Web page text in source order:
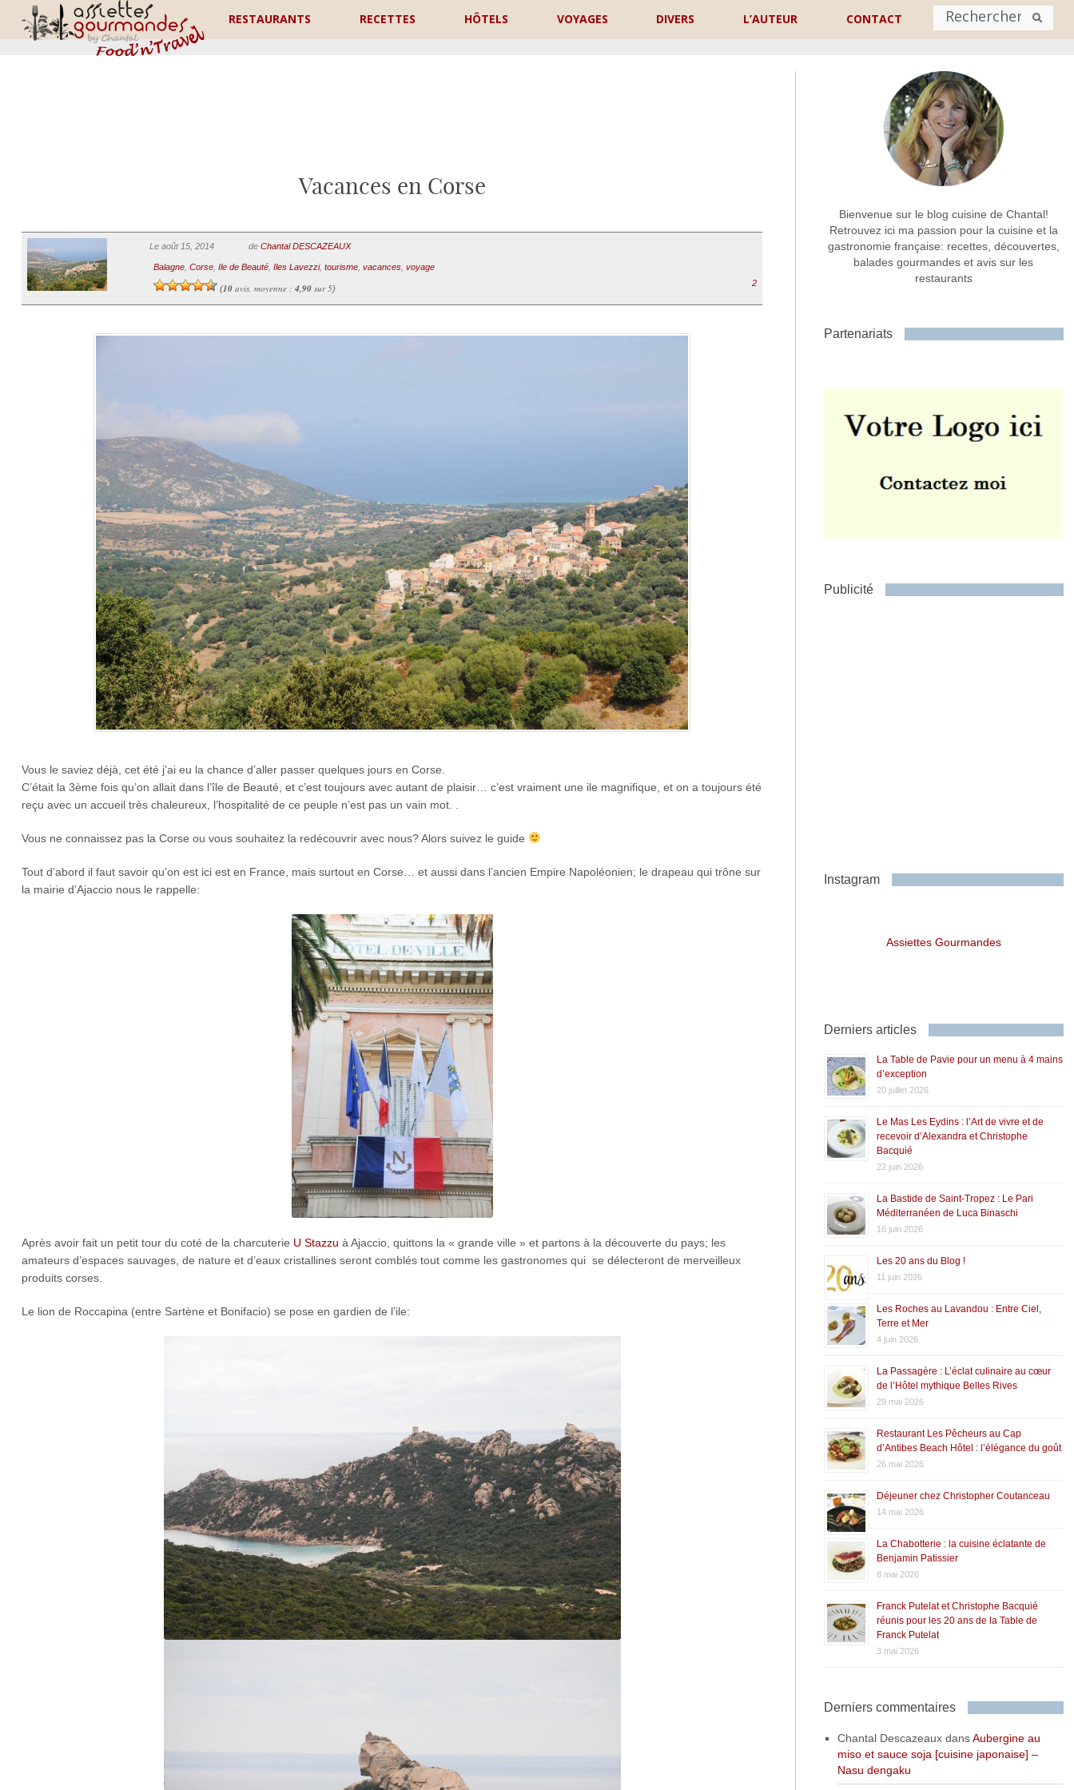
RESTAURANTS RECETTES HÔTELS VOYAGES DIVERS L’AUTEUR CONTACT
Nom
Commentaire ou message *
Vacances en Corse
Le août 15, 2014 de Chantal DESCAZEAUX
Balagne, Corse, Ile de Beauté, Iles Lavezzi, tourisme, vacances, voyage
(10avis, moyenne : 4,90sur 5)
2
Vous le saviez déjà, cet été j’ai eu la chance d’aller passer quelques jours en Corse.
C’était la 3ème fois qu’on allait dans l’île de Beauté, et c’est toujours avec autant de plaisir… c’est vraiment une ile magnifique, et on a toujours été
reçu avec un accueil très chaleureux, l’hospitalité de ce peuple n’est pas un vain mot. .
Vous ne connaissez pas la Corse ou vous souhaitez la redécouvrir avec nous? Alors suivez le guide
Tout d’abord il faut savoir qu’on est ici est en France, mais surtout en Corse… et aussi dans l’ancien Empire Napoléonien; le drapeau qui trône sur
la mairie d’Ajaccio nous le rappelle:
Après avoir fait un petit tour du coté de la charcuterie U Stazzu à Ajaccio, quittons la « grande ville » et partons à la découverte du pays; les
amateurs d’espaces sauvages, de nature et d’eaux cristallines seront comblés tout comme les gastronomes qui se délecteront de merveilleux
produits corses.
Le lion de Roccapina (entre Sartène et Bonifacio) se pose en gardien de l’ile:
Bienvenue sur le blog cuisine de Chantal!
Retrouvez ici ma passion pour la cuisine et la
gastronomie française: recettes, découvertes,
balades gourmandes et avis sur les
restaurants
Partenariats
Publicité
Instagram
Assiettes Gourmandes
Derniers articles
La Table de Pavie pour un menu à 4 mains
d’exception
20 juillet 2026
Le Mas Les Eydins : l’Art de vivre et de
recevoir d’Alexandra et Christophe
Bacquié
22 juin 2026
La Bastide de Saint-Tropez : Le Pari
Méditerranéen de Luca Binaschi
16 juin 2026
Les 20 ans du Blog !
11 juin 2026
Les Roches au Lavandou : Entre Ciel,
Terre et Mer
4 juin 2026
La Passagère : L’éclat culinaire au cœur
de l’Hôtel mythique Belles Rives
29 mai 2026
Restaurant Les Pêcheurs au Cap
d’Antibes Beach Hôtel : l’élégance du goût
26 mai 2026
Déjeuner chez Christopher Coutanceau
14 mai 2026
La Chabotterie : la cuisine éclatante de
Benjamin Patissier
8 mai 2026
Franck Putelat et Christophe Bacquié
réunis pour les 20 ans de la Table de
Franck Putelat
3 mai 2026
Derniers commentaires
Chantal DescazeauxdansAubergine au
miso et sauce soja [cuisine japonaise] –
Nasu dengaku